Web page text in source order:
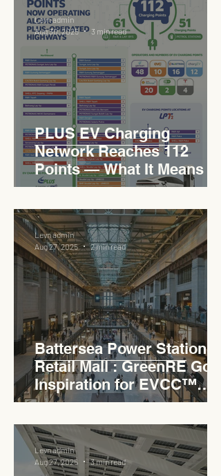
PLUS EV Charging
Network Reaches 112
Points — What It Means for
EVCC™ Pedas RSA on the
PLUS Expressway
Levn admin
Aug 30, 2025
3 min read
Battersea Power Station
Retail Mall : GreenRE Gold
Inspiration for EVCC™
Pedas RSA
Levn admin
Aug 27, 2025
2 min read
Levn admin
Aug 27, 2025
3 min read